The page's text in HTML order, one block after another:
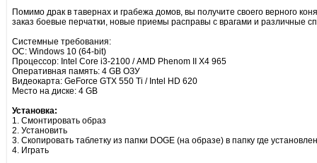
Помимо драк в тавернах и грабежа домов, вы получите своего верного
заказ боевые перчатки, новые приемы расправы с врагами и различные
Системные требования:
ОС: Windows 10 (64-bit)
Процессор: Intel Core i3-2100 / AMD Phenom II X4 965
Оперативная память: 4 GB ОЗУ
Видеокарта: GeForce GTX 550 Ti / Intel HD 620
Место на диске: 4 GB
Установка:
1. Смонтировать образ
2. Установить
3. Скопировать таблетку из папки DOGE (на образе) в папку где
4. Играть